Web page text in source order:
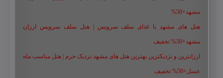
مشهد+50%
هتل های مشهد با غذای سلف سرویس | هتل سلف سرویس ارزان
مشهد+50% تخفیف
ارزانترین و نزدیکترین بهترین هتل های مشهد نزدیک حرم | هتل مناسب ماه
عسل+50% تخفیف